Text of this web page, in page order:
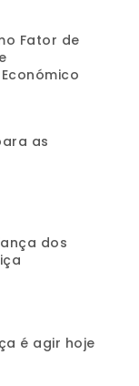
Fator de
as
dos
é agir hoje